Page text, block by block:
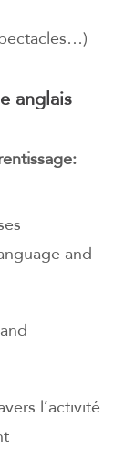
anglais
and
l’activité